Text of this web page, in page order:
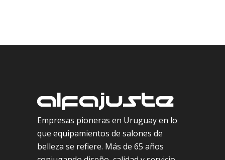
Empresas pioneras en Uruguay en lo
que equipamientos de salones de
belleza se refiere. Más de 65 años